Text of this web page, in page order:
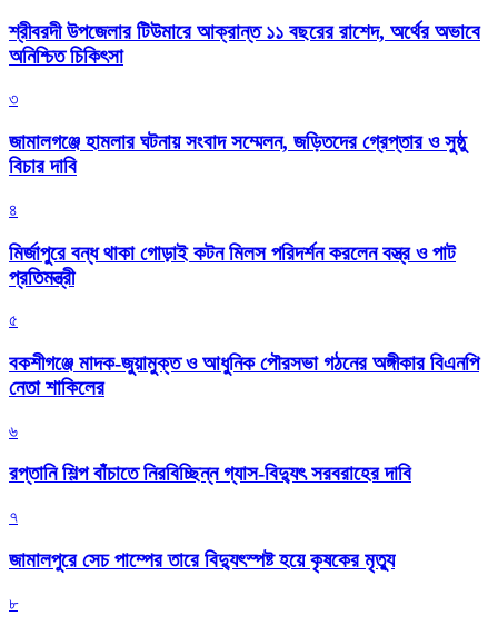
শ্রীবরদী উপজেলার টিউমারে আক্রান্ত ১১ বছরের রাশেদ, অর্থের অভাবে
অনিশ্চিত চিকিৎসা
৩
জামালগঞ্জে হামলার ঘটনায় সংবাদ সম্মেলন, জড়িতদের গ্রেপ্তার ও সুষ্ঠু
বিচার দাবি
৪
মির্জাপুরে বন্ধ থাকা গোড়াই কটন মিলস পরিদর্শন করলেন বস্ত্র ও পাট
প্রতিমন্ত্রী
৫
বকশীগঞ্জে মাদক-জুয়ামুক্ত ও আধুনিক পৌরসভা গঠনের অঙ্গীকার বিএনপি
নেতা শাকিলের
৬
রপ্তানি শিল্প বাঁচাতে নিরবিচ্ছিন্ন গ্যাস-বিদ্যুৎ সরবরাহের দাবি
৭
জামালপুরে সেচ পাম্পের তারে বিদ্যুৎস্পষ্ট হয়ে কৃষকের মৃত্যু
৮